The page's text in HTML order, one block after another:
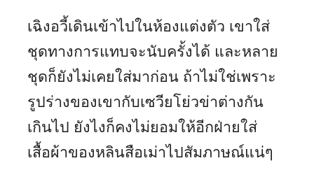
เฉิงอวี้เดินเข้าไปในห้องแต่งตัว เขาใส่
ชุดทางการแทบจะนับครั้งได้ และหลาย
ชุดก็ยังไม่เคยใส่มาก่อน ถ้าไม่ใช่เพราะ
รูปร่างของเขากับเซวียโย่วข่าต่างกัน
เกินไป ยังไงก็คงไม่ยอมให้อีกฝ่ายใส่
เสื้อผ้าของหลินสือเม่าไปสัมภาษณ์แน่ๆ